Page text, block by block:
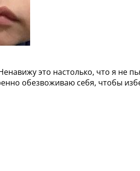
это настолько, что я не
обезвоживаю себя, чтобы